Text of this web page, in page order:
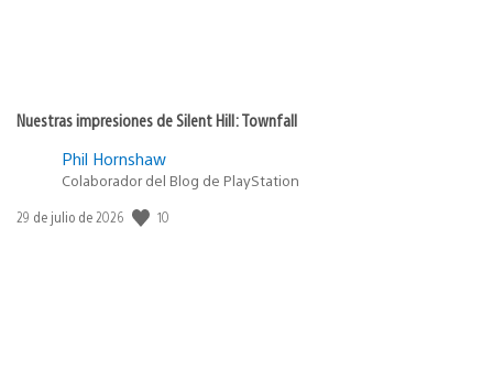
Nuestras impresiones de Silent Hill: Townfall
Phil Hornshaw
Colaborador del Blog de PlayStation
Fecha
29 de julio de 2026 10